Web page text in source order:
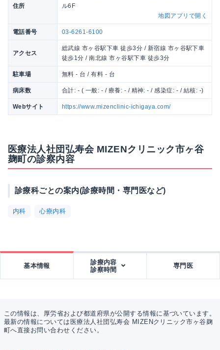
住所
ル6F
地図アプリで開く
電話番号 03-6261-6100
アクセス
総武線 市ヶ谷駅下車 徒歩3分 / 新宿線 市ヶ谷駅下車
徒歩1分 / 南北線 市ヶ谷駅下車 徒歩3分
駐車場 無料 - 台 / 有料 - 台
病床数 合計: - ( 一般: - / 療養: - / 精神: - / 感染症: - / 結核: -)
Webサイト https://www.mizenclinic-ichigaya.com/
医療法人社団弘寿会 MIZENクリニック市ヶ谷
麹町の診察内容
診療科ごとの案内(診療時間・専門医など)
内科 心療内科
基本情報
診療内容
診察時間
専門医
この情報は、厚労省および都道府県が公開する情報に基づいています。
最新の情報については医療法人社団弘寿会 MIZENクリニック市ヶ谷麹
町へ直接お問い合わせください。